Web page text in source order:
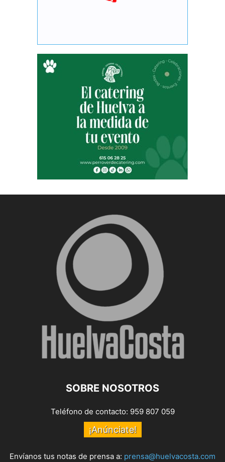
SOBRE NOSOTROS
Teléfono de contacto: 959 807 059
¡Anúnciate!
Envíanos tus notas de prensa a: prensa@huelvacosta.com